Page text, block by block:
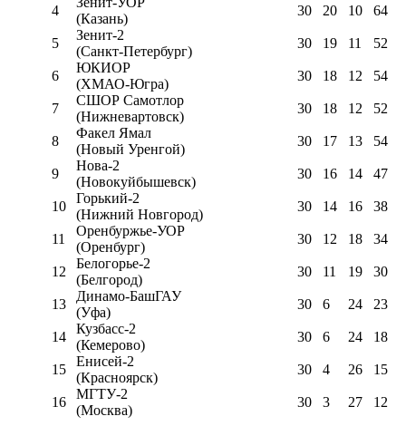
4
(Казань)
30 20 10 64
5
Зенит-2
(Санкт-Петербург)
30 19 11 52
6
ЮКИОР
(ХМАО-Югра)
30 18 12 54
7
СШОР Самотлор
(Нижневартовск)
30 18 12 52
8
Факел Ямал
(Новый Уренгой)
30 17 13 54
9
Нова-2
(Новокуйбышевск)
30 16 14 47
10
Горький-2
(Нижний Новгород)
30 14 16 38
11
Оренбуржье-УОР
(Оренбург)
30 12 18 34
12
Белогорье-2
(Белгород)
30 11 19 30
13
Динамо-БашГАУ
(Уфа)
30 6 24 23
14
Кузбасс-2
(Кемерово)
30 6 24 18
15
Енисей-2
(Красноярск)
30 4 26 15
16
МГТУ-2
(Москва)
30 3 27 12